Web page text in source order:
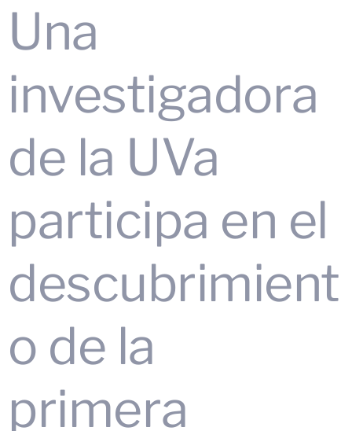
Una
investigadora
de la UVa
participa en el
descubrimient
o de la
primera